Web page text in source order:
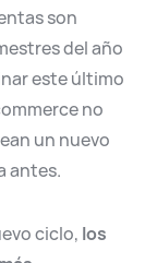
son
del año
este último
no
un nuevo
antes.
ciclo, los